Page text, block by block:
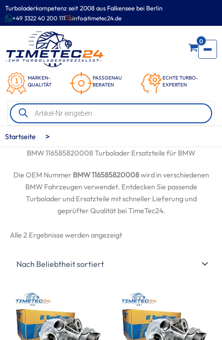
Turboladerkompetenz seit 2008 aus Falkensee bei Berlin
+49 3322 40 200 111 info@timetec24.de
MARKEN-
QUALITÄT
PASSGENAU
BERATEN
ECHTE TURBO-
EXPERTEN
0
Products
search
Zum
Inhalt
springen
Startseite >
BMW 116585820008 Turbolader Ersatzteile für BMW
Die OEM Nummer BMW 116585820008wird in verschiedenen
BMW Fahrzeugen verwendet. Entdecken Sie passende
Turbolader und Ersatzteile mit schneller Lieferung und
geprüfter Qualität bei TimeTec24.
Alle 2 Ergebnisse werden angezeigtNach